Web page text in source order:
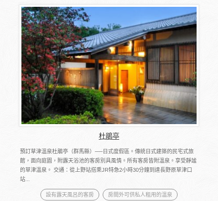
杜鵑亭
預訂草津溫泉杜鵑亭（群馬縣）──日式度假區。傳統日式建築的民宅式旅
館，面向庭園，附露天浴池的客房別具風情。所有客房皆附溫泉。享受靜謐
的草津溫泉。 交通：從上野站搭乘JR特急2小時30分鐘到達長野原草津口
站...
設有露天風呂的客房 房間外可供私人租用的溫泉